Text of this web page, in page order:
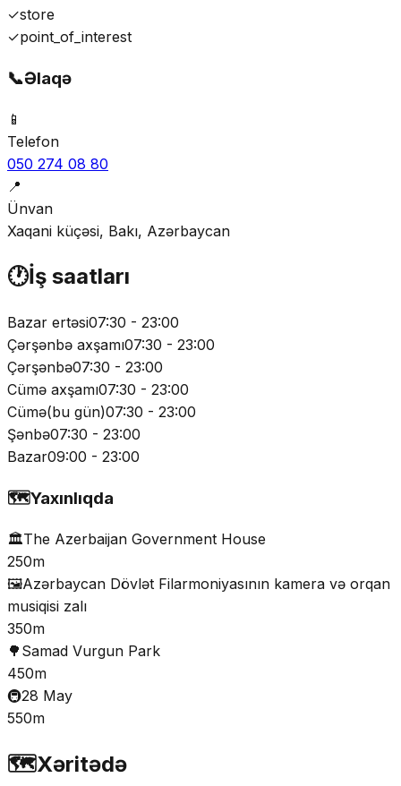
✓store
✓point_of_interest
📞Əlaqə
📱
Telefon
050 274 08 80
📍
Ünvan
Xaqani küçəsi, Bakı, Azərbaycan
🕐İş saatları
Bazar ertəsi07:30 - 23:00
Çərşənbə axşamı07:30 - 23:00
Çərşənbə07:30 - 23:00
Cümə axşamı07:30 - 23:00
Cümə(bu gün)07:30 - 23:00
Şənbə07:30 - 23:00
Bazar09:00 - 23:00
🗺️Yaxınlıqda
🏛️The Azerbaijan Government House
250m
🖼️Azərbaycan Dövlət Filarmoniyasının kamera və orqan
musiqisi zalı
350m
🌳 Samad Vurgun Park
450m
🚇28 May
550m
🗺️Xəritədə